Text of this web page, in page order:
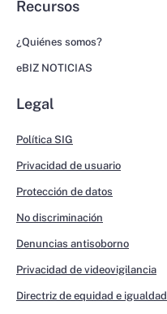
Recursos
¿Quiénes somos?
eBIZ NOTICIAS
Legal
Política SIG
Privacidad de usuario
Protección de datos
No discriminación
Denuncias antisoborno
Privacidad de videovigilancia
Directriz de equidad e igualdad